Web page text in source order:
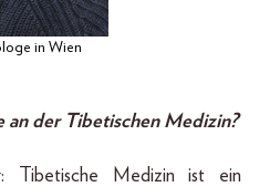
in Wien
an der Tibetischen Medizin?
Tibetische Medizin ist ein